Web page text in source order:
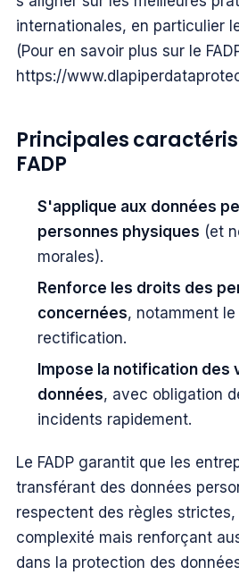
internationales, en particulier
(Pour en savoir plus sur le
https://
Principales
FADP
S'applique aux données
personnes physiques (et
morales).
Renforce les droits des
concernées, notamment
rectification.
Impose la notification des
données, avec obligation
incidents rapidement.
Le FADP garantit que les
transférant des données
respectent des règles
complexité mais renforçant
dans la protection des